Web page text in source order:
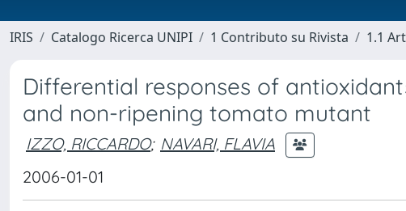
IRIS Catalogo Ricerca UNIPI 1 Contributo su Rivista 1.1
Differential responses of
and non-ripening tomato mutant
IZZO, RICCARDO; NAVARI, FLAVIA
2006-01-01